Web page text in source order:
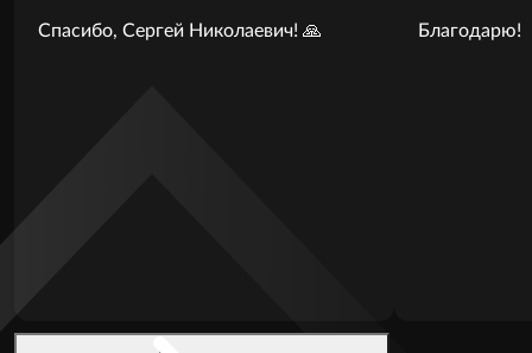
Спасибо, Сергей Николаевич! 🙏 Благодарю!